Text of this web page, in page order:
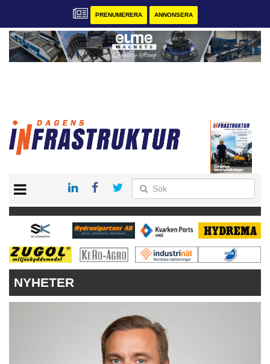
PRENUMERERA ANNONSERA
KONTAKT
VÅRA ANDRA MAGASIN
PRENUMERERA
ANNONSERA
NYHETER